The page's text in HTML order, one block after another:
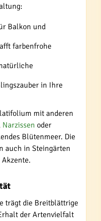
Balkon und
farbenfrohe
in Ihre
mit anderen
Narzissen oder
Blütenmeer. Die
auch in Steingärten
trägt die Breitblättrige
der Artenvielfalt